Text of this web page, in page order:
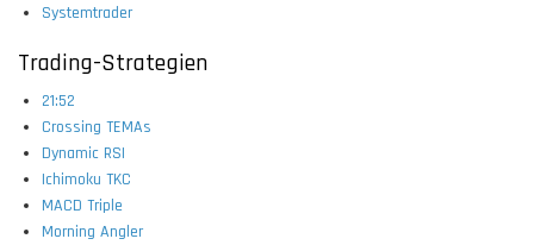
Systemtrader
Trading-Strategien
21:52
Crossing TEMAs
Dynamic RSI
Ichimoku TKC
MACD Triple
Morning Angler